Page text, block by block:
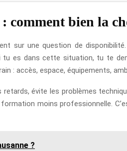
comment bien la
sur une question de
es dans cette situation, tu te
: accès, espace, équipements,
évite les problèmes
moins professionnelle.
?